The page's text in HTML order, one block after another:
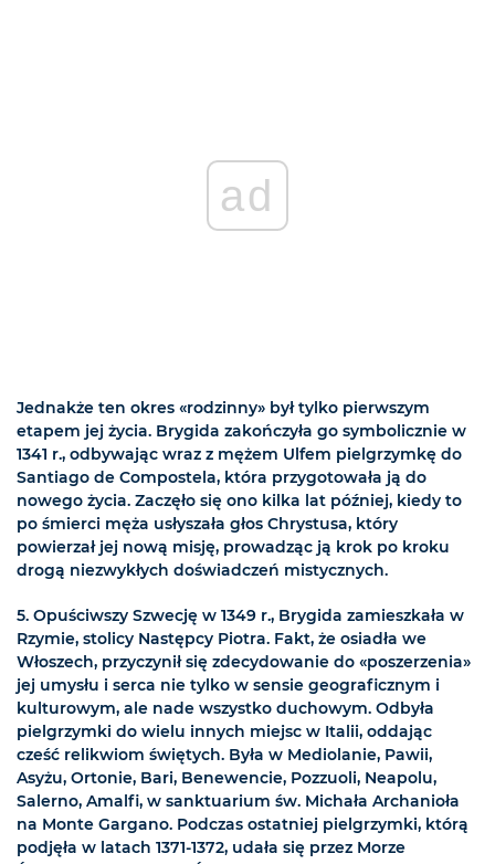
ad
Jednakże ten okres «rodzinny» był tylko pierwszym
etapem jej życia. Brygida zakończyła go symbolicznie w
1341 r., odbywając wraz z mężem Ulfem pielgrzymkę do
Santiago de Compostela, która przygotowała ją do
nowego życia. Zaczęło się ono kilka lat później, kiedy to
po śmierci męża usłyszała głos Chrystusa, który
powierzał jej nową misję, prowadząc ją krok po kroku
drogą niezwykłych doświadczeń mistycznych.
5. Opuściwszy Szwecję w 1349 r., Brygida zamieszkała w
Rzymie, stolicy Następcy Piotra. Fakt, że osiadła we
Włoszech, przyczynił się zdecydowanie do «poszerzenia»
jej umysłu i serca nie tylko w sensie geograficznym i
kulturowym, ale nade wszystko duchowym. Odbyła
pielgrzymki do wielu innych miejsc w Italii, oddając
cześć relikwiom świętych. Była w Mediolanie, Pawii,
Asyżu, Ortonie, Bari, Benewencie, Pozzuoli, Neapolu,
Salerno, Amalfi, w sanktuarium św. Michała Archanioła
na Monte Gargano. Podczas ostatniej pielgrzymki, którą
podjęła w latach 1371-1372, udała się przez Morze